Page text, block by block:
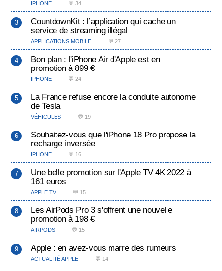
IPHONE 💬 34
CountdownKit : l’application qui cache un
service de streaming illégal
APPLICATIONS MOBILE 💬 27
Bon plan : l'iPhone Air d'Apple est en
promotion à 899 €
IPHONE 💬 24
La France refuse encore la conduite autonome
de Tesla
VÉHICULES 💬 19
Souhaitez-vous que l'iPhone 18 Pro propose la
recharge inversée
IPHONE 💬 16
Une belle promotion sur l'Apple TV 4K 2022 à
161 euros
APPLE TV 💬 15
Les AirPods Pro 3 s'offrent une nouvelle
promotion à 198 €
AIRPODS 💬 15
Apple : en avez-vous marre des rumeurs
ACTUALITÉ APPLE 💬 14